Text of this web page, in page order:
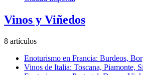
Vinos y Viñedos
8 artículos
Enoturismo en Francia: Burdeos,
Vinos de Italia: Toscana, Piamonte,